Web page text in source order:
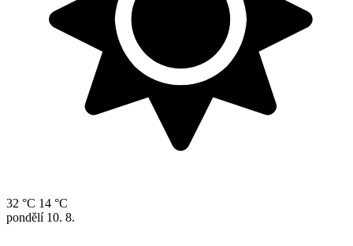
32 °C 14 °C
pondělí 10. 8.